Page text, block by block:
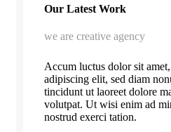
Our Latest Work
we are creative agency
Accum luctus dolor sit
adipiscing elit, sed diam
tincidunt ut laoreet dolore
volutpat. Ut wisi enim ad
nostrud exerci tation.